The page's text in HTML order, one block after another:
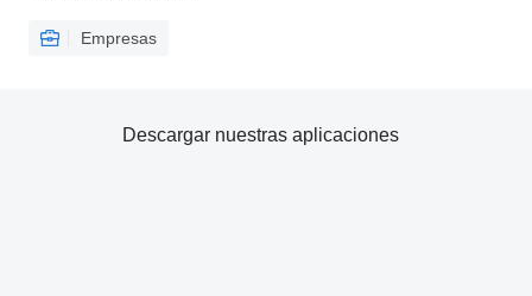
Empresas
Descargar nuestras aplicaciones